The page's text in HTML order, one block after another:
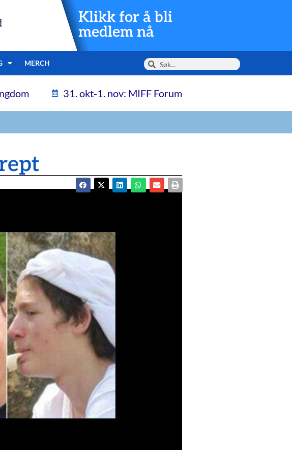
Klikk for å bli
medlem nå
MERCH
31. okt-1. nov: MIFF Forum